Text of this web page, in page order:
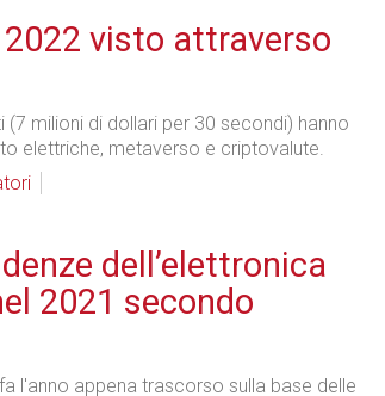
2022 visto attraverso
(7 milioni di dollari per 30 secondi) hanno
elettriche, metaverso e criptovalute.
dell’elettronica
2021 secondo
l'anno appena trascorso sulla base delle